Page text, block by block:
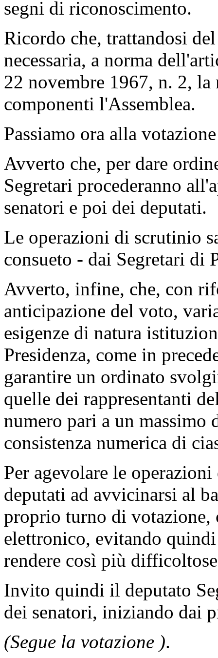
segni di riconoscimento.
Ricordo che, trattandosi
necessaria, a norma
22 novembre 1967, n. 2,
componenti l'Assemblea.
Passiamo ora alla
Avverto che, per dare
Segretari procederanno
senatori e poi dei deputati.
Le operazioni di scrutinio
consueto - dai Segretari di
Avverto, infine, che, con
anticipazione del voto,
esigenze di natura
Presidenza, come in
garantire un ordinato
quelle dei rappresentanti
numero pari a un massimo
consistenza numerica di
Per agevolare le
deputati ad avvicinarsi al
proprio turno di votazione,
elettronico, evitando
rendere così più
Invito quindi il deputato
dei senatori, iniziando dai
(Segue la votazione ).